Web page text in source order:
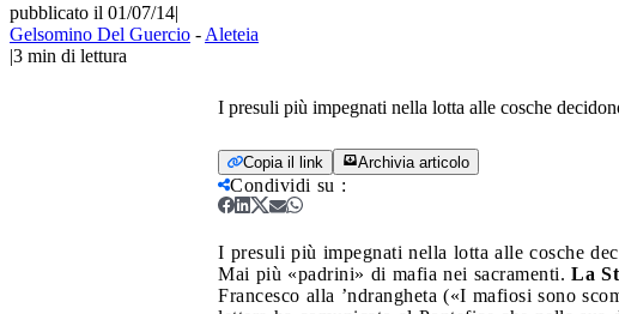
pubblicato il 01/07/14|
Gelsomino Del Guercio - Aleteia
|3 min di lettura
I presuli più impegnati nella lotta alle cosche
Copia il link Archivia articolo
Condividi su :
I presuli più impegnati nella lotta alle cosche
Mai più «padrini» di mafia nei sacramenti. La
Francesco alla ’ndrangheta («I mafiosi sono